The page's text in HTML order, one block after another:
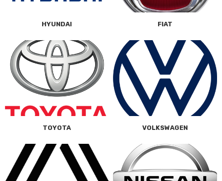
HYUNDAI FIAT
TOYOTA VOLKSWAGEN